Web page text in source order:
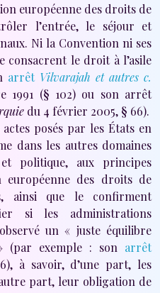
européenne des droits de
l’entrée, le séjour et
Ni la Convention ni ses
consacrent le droit à l’asile
arrêt Vilvarajah et autres c.
1991 (§ 102) ou son arrêt
du 4 février 2005, § 66).
posés par les États en
dans les autres domaines
politique, aux principes
européenne des droits de
ainsi que le confirment
si les administrations
un « juste équilibre
(par exemple : son arrêt
à savoir, d’une part, les
part, leur obligation de